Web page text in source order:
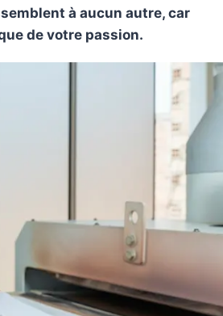
à aucun autre, car
de votre passion.